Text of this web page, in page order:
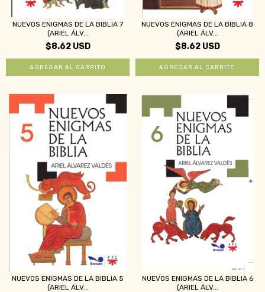
NUEVOS ENIGMAS DE LA BIBLIA 7
(ARIEL ÁLV...
$8.62 USD
NUEVOS ENIGMAS DE LA BIBLIA 8
(ARIEL ÁLV...
$8.62 USD
NUEVOS ENIGMAS DE LA BIBLIA 5
(ARIEL ÁLV...
NUEVOS ENIGMAS DE LA BIBLIA 6
(ARIEL ÁLV...